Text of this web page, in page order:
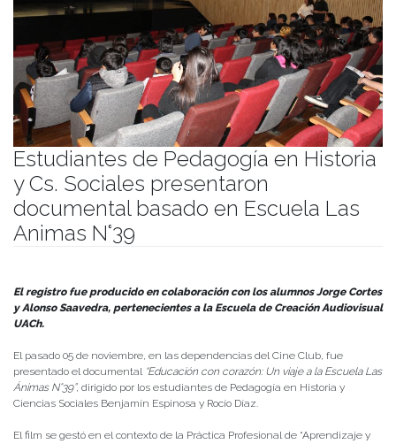
Estudiantes de Pedagogía en Historia
y Cs. Sociales presentaron
documental basado en Escuela Las
Animas N°39
El registro fue producido en colaboración con los alumnos Jorge Cortes
y Alonso Saavedra, pertenecientes a la Escuela de Creación Audiovisual
UACh.
El pasado 05 de noviembre, en las dependencias del Cine Club, fue
presentado el documental “Educación con corazón: Un viaje a la Escuela Las
Ánimas N°39”, dirigido por los estudiantes de Pedagogía en Historia y
Ciencias Sociales Benjamín Espinosa y Rocío Díaz.
El film se gestó en el contexto de la Práctica Profesional de “Aprendizaje y